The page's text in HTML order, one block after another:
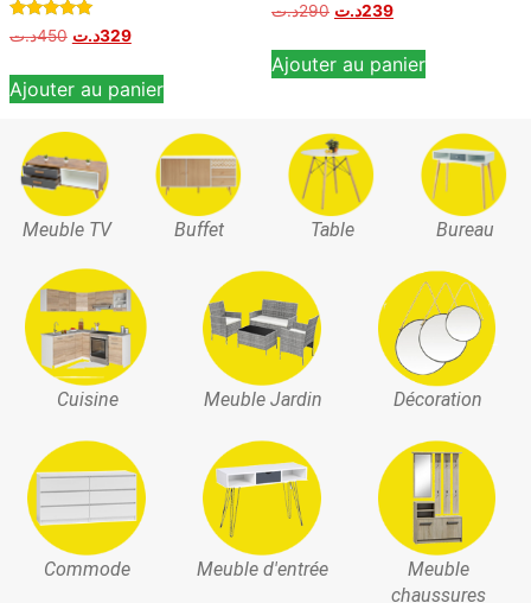
Note
5.00
450د.ت 329د.ت
Ajouter au panier
290د.ت 239د.ت
Ajouter au panier
Meuble TV Buffet Table Bureau
Cuisine Meuble Jardin Décoration
Commode Meuble d'entrée
Meuble
chaussures